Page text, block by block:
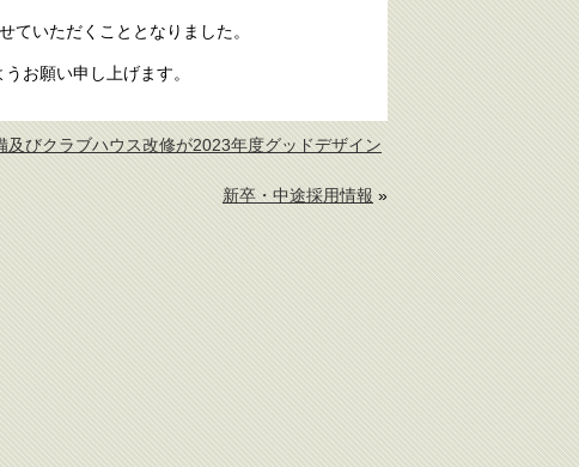
ていただくこととなりました。
お願い申し上げます。
びクラブハウス改修が2023年度グッドデザイン
新卒・中途採用情報»